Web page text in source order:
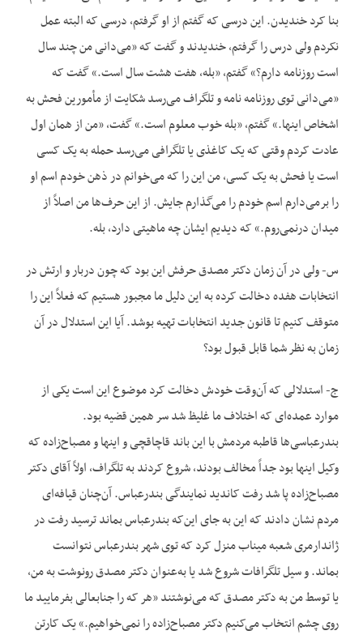
بنا کرد خندیدن. این درسی که گفتم از او گرفتم، درسی که البته عمل
نکردم ولی درس را گرفتم، خندیدند و گفت که «می‌دانی من چند سال
است روزنامه دارم؟» گفتم، «بله، هفت هشت سال است.» گفت که
«می‌دانی توی روزنامه نامه و تلگراف می‌رسد شکایت از مأمورین فحش به
اشخاص اینها.» گفتم، «بله خوب معلوم است.» گفت، «من از همان اول
عادت کردم وقتی که یک کاغذی یا تلگرافی می‌رسد حمله به یک کسی
است یا فحش به یک کسی، من این را که می‌خوانم در ذهن خودم اسم او
را برمی‌دارم اسم خودم را می‌گذارم جایش. از این حرف‌ها من اصلاً از
میدان درنمی‌روم.» که دیدیم ایشان چه ماهیتی دارد، بله.
س- ولی در آن زمان دکتر مصدق حرفش این بود که چون دربار و ارتش در
انتخابات هفده دخالت کرده به این دلیل ما مجبور هستیم که فعلاً این را
متوقف کنیم تا قانون جدید انتخابات تهیه بوشد. آیا این استدلال در آن
زمان به نظر شما قابل قبول بود؟
ج- استدلالی که آن‌وقت خودش دخالت کرد موضوع این است یکی از
موارد عمده‌ای که اختلاف ما غلیظ شد سر همین قضیه بود.
بندرعباسی‌ها قاطبه مردمش با این باند قاچاقچی و اینها و مصباح‌زاده که
وکیل اینها بود جداً مخالف بودند، شروع کردند به تلگراف، اولاً آقای دکتر
مصباح‌زاده پا شد رفت کاندید نمایندگی بندرعباس. آن‌چنان قیافه‌ای
مردم نشان دادند که این به جای این‌که بندرعباس بماند ترسید رفت در
ژاندارمری شعبه میناب منزل کرد که توی شهر بندرعباس نتوانست
بماند. و سیل تلگرافات شروع شد یا به‌عنوان دکتر مصدق رونوشت به من،
یا توسط من به دکتر مصدق که می‌نوشتند «هر که را جنابعالی بفرمایید ما
روی چشم انتخاب می‌کنیم دکتر مصباح‌زاده را نمی‌خواهیم.» یک کارتن